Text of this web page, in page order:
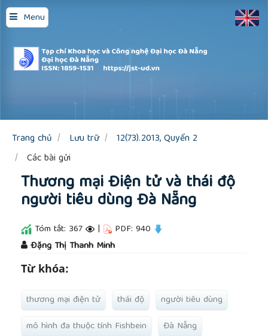
Menu
Quick
jump
to
page
content
Main
Sidebar
Trang chủ Lưu trữ
12(73).2013, Quyển 2
Các bài gửi
Thương mại Điện tử và thái độ
người tiêu dùng Đà Nẵng
Tóm tắt: 367 | PDF: 940
Đặng Thị Thanh Minh
Từ khóa:
thương mại điện tử thái độ
người tiêu dùng
mô hình đa thuộc tính Fishbein
Đà Nẵng